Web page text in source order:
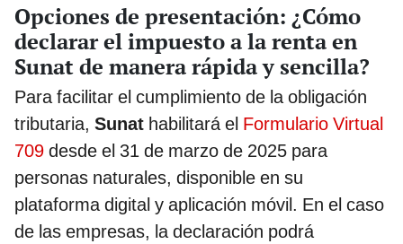
Opciones de presentación: ¿Cómo
declarar el impuesto a la renta en
Sunat de manera rápida y sencilla?
Para facilitar el cumplimiento de la obligación
tributaria, Sunat habilitará el Formulario Virtual
709 desde el 31 de marzo de 2025 para
personas naturales, disponible en su
plataforma digital y aplicación móvil. En el caso
de las empresas, la declaración podrá